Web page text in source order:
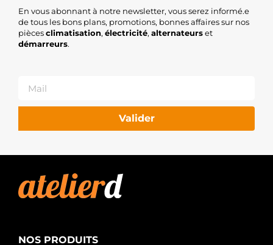
En vous abonnant à notre newsletter, vous serez informé.e
de tous les bons plans, promotions, bonnes affaires sur nos
piècesclimatisation, électricité, alternateurset
démarreurs.
Valider
NOS PRODUITS